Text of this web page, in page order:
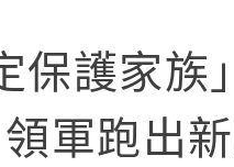
保護家族
軍跑出